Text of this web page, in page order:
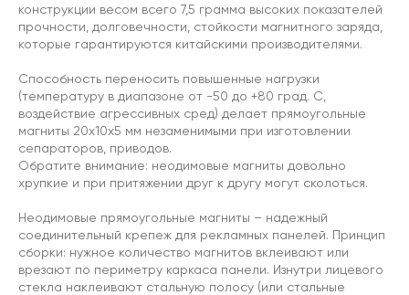
конструкции весом всего 7,5 грамма высоких показателей
прочности, долговечности, стойкости магнитного заряда,
которые гарантируются китайскими производителями.
Способность переносить повышенные нагрузки
(температуру в диапазоне от -50 до +80 град. C,
воздействие агрессивных сред) делает прямоугольные
магниты 20х10х5 мм незаменимыми при изготовлении
сепараторов, приводов.
Обратите внимание: неодимовые магниты довольно
хрупкие и при притяжении друг к другу могут сколоться.
Неодимовые прямоугольные магниты – надежный
соединительный крепеж для рекламных панелей. Принцип
сборки: нужное количество магнитов вклеивают или
врезают по периметру каркаса панели. Изнутри лицевого
стекла наклеивают стальную полосу (или стальные